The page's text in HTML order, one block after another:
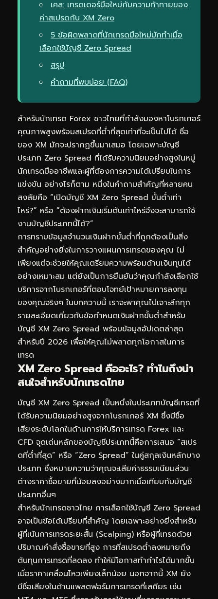
เคส: เทรดเดอร์มือใหม่กับความท้าทายของ
ค่าสเปรดกับ XM Zero
5 ข้อผิดพลาดที่นักเทรดมือใหม่มักทำเมื่อ
เลือกใช้บัญชี Zero Spread
สรุป
คำถามที่พบบ่อย (FAQ)
สำหรับนักเทรด Forex ชาวไทยที่กำลังมองหาโบรกเกอร์
คุณภาพสูงพร้อมสเปรดที่ต่ำที่สุดเท่าที่จะเป็นไปได้ ชื่อ
ของ XM มักจะปรากฏขึ้นมาเสมอ โดยเฉพาะบัญชี
ประเภท Zero Spread ที่ได้รับความนิยมอย่างสูงในหมู่
นักเทรดมืออาชีพและผู้ที่ต้องการความได้เปรียบในการ
แข่งขัน อย่างไรก็ตาม หนึ่งในคำถามสำคัญที่หลายคน
สงสัยคือ “เปิดบัญชี XM Zero Spread ขั้นต่ำเท่า
ไหร่?” หรือ “ต้องฝากเงินเริ่มต้นเท่าไหร่จึงจะสามารถใช้
งานบัญชีประเภทนี้ได้?”
การทราบข้อมูลจำนวนเงินฝากขั้นต่ำที่ถูกต้องเป็นสิ่ง
สำคัญอย่างยิ่งในการวางแผนการเทรดของคุณ ไม่
เพียงแต่จะช่วยให้คุณเตรียมความพร้อมด้านเงินทุนได้
อย่างเหมาะสม แต่ยังเป็นการยืนยันว่าคุณกำลังเลือกใช้
บริการจากโบรกเกอร์ที่ตอบโจทย์เป้าหมายการลงทุน
ของคุณจริงๆ ในบทความนี้ เราจะพาคุณไปเจาะลึกทุก
รายละเอียดเกี่ยวกับข้อกำหนดเงินฝากขั้นต่ำสำหรับ
บัญชี XM Zero Spread พร้อมข้อมูลอัปเดตล่าสุด
สำหรับปี 2026 เพื่อให้คุณไม่พลาดทุกโอกาสในการ
เทรด
XM Zero Spread คืออะไร? ทำไมถึงน่า
สนใจสำหรับนักเทรดไทย
บัญชี XM Zero Spread เป็นหนึ่งในประเภทบัญชีเทรดที่
ได้รับความนิยมอย่างสูงจากโบรกเกอร์ XM ซึ่งมีชื่อ
เสียงระดับโลกในด้านการให้บริการเทรด Forex และ
CFD จุดเด่นหลักของบัญชีประเภทนี้คือการเสนอ “สเปร
ดที่ต่ำที่สุด” หรือ “Zero Spread” ในคู่สกุลเงินหลักบาง
ประเภท ซึ่งหมายความว่าคุณจะเสียค่าธรรมเนียมส่วน
ต่างราคาซื้อขายที่น้อยลงอย่างมากเมื่อเทียบกับบัญชี
ประเภทอื่นๆ
สำหรับนักเทรดชาวไทย การเลือกใช้บัญชี Zero Spread
อาจเป็นข้อได้เปรียบที่สำคัญ โดยเฉพาะอย่างยิ่งสำหรับ
ผู้ที่เน้นการเทรดระยะสั้น (Scalping) หรือผู้ที่เทรดด้วย
ปริมาณคำสั่งซื้อขายที่สูง การที่สเปรดต่ำลงหมายถึง
ต้นทุนการเทรดที่ลดลง ทำให้มีโอกาสทำกำไรได้มากขึ้น
เมื่อราคาเคลื่อนไหวเพียงเล็กน้อย นอกจากนี้ XM ยัง
มีชื่อเสียงในด้านแพลตฟอร์มการเทรดที่เสถียร เช่น